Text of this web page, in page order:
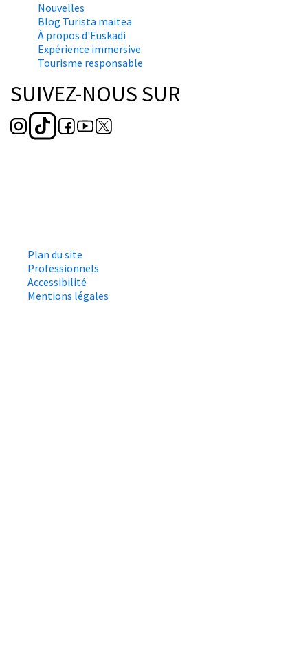
Nouvelles
Blog Turista maitea
À propos d'Euskadi
Expérience immersive
Tourisme responsable
SUIVEZ-NOUS SUR
Plan du site
Professionnels
Accessibilité
Mentions légales